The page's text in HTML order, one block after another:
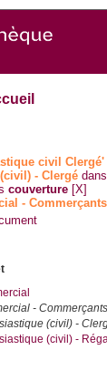
civil Clergé'
- Clergé
couverture [X]
- Commerçants
- Commerçants
(civil) -
(civil) -